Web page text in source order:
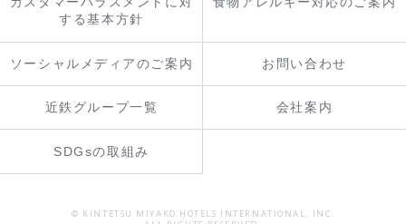
する基本方針
ソーシャルメディアのご案内 お問い合わせ
近鉄グループ一覧 会社案内
SDGsの取組み
© KINTETSU MIYAKO HOTELS INTERNATIONAL, INC.